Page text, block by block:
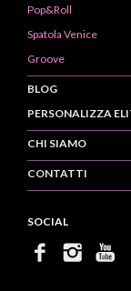
Pop&Roll
Spatola Venice
Groove
BLOG
PERSONALIZZA
CHI SIAMO
CONTATTI
SOCIAL